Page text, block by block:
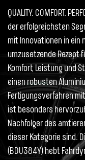
QUALITY. COMFORT.
der erfolgreichsten
mit Innovationen in ein
umzusetzende Rezept
Komfort, Leistung und
einen robusten
Fertigungsverfahren
ist besonders
Nachfolger des
dieser Kategorie sind.
(BDU384Y) hebt